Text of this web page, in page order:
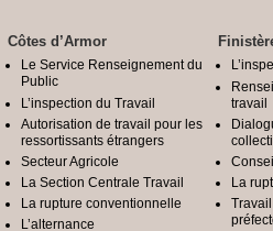
Côtes d’Armor
Le Service Renseignement du
Public
L’inspection du Travail
Autorisation de travail pour les
ressortissants étrangers
Secteur Agricole
La Section Centrale Travail
La rupture conventionnelle
L’alternance
travail
La